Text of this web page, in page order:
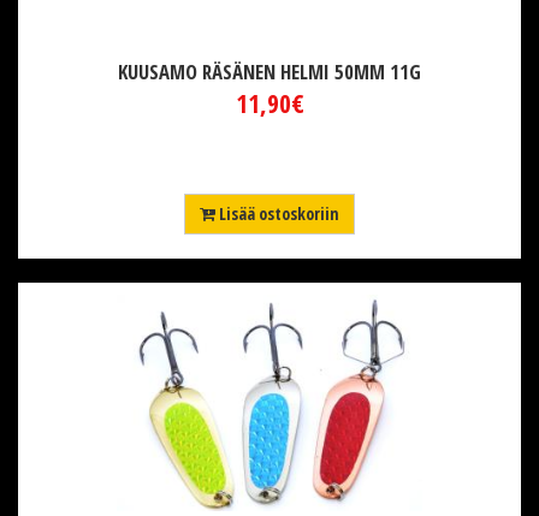
KUUSAMO RÄSÄNEN HELMI 50MM 11G
11,90€
Lisää ostoskoriin